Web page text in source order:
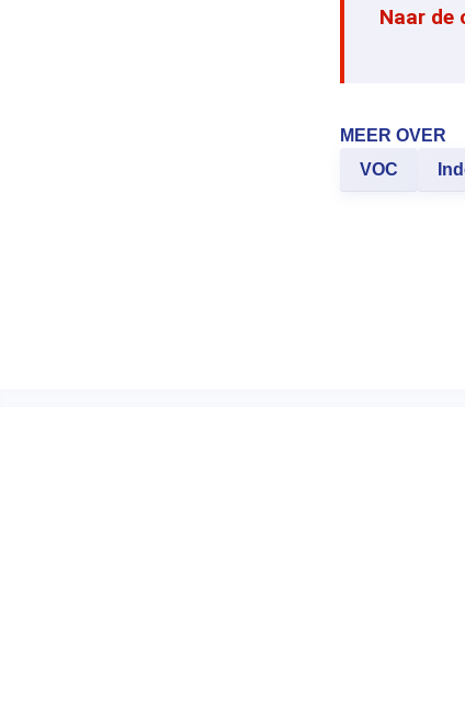
Naar de
MEER OVER
VOC